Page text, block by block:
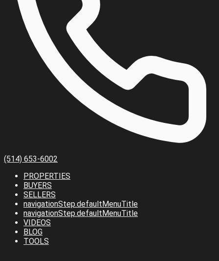
(514) 653-6002
PROPERTIES
BUYERS
SELLERS
navigationStep.defaultMenuTitle
navigationStep.defaultMenuTitle
VIDEOS
BLOG
TOOLS